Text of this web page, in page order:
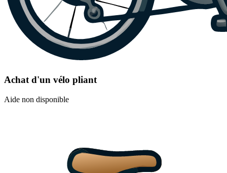
Achat d'un vélo pliant
Aide non disponible